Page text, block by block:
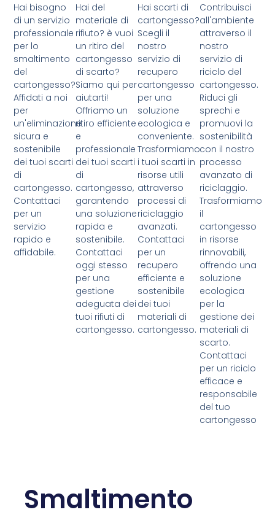
Hai bisogno
di un servizio
professionale
per lo
smaltimento
del
cartongesso?
Affidati a noi
per
un'eliminazione
sicura e
sostenibile
dei tuoi scarti
di
cartongesso.
Contattaci
per un
servizio
rapido e
affidabile.
Hai del
materiale di
rifiuto? è vuoi
un ritiro del
cartongesso
di scarto?
Siamo qui per
aiutarti!
Offriamo un
ritiro efficiente
e
professionale
dei tuoi scarti
di
cartongesso,
garantendo
una soluzione
rapida e
sostenibile.
Contattaci
oggi stesso
per una
gestione
adeguata dei
tuoi rifiuti di
cartongesso.
Hai scarti di
cartongesso?
Scegli il
nostro
servizio di
recupero
cartongesso
per una
soluzione
ecologica e
conveniente.
Trasformiamo
i tuoi scarti in
risorse utili
attraverso
processi di
riciclaggio
avanzati.
Contattaci
per un
recupero
efficiente e
sostenibile
dei tuoi
materiali di
cartongesso.
Contribuisci
all'ambiente
attraverso il
nostro
servizio di
riciclo del
cartongesso.
Riduci gli
sprechi e
promuovi la
sostenibilità
con il nostro
processo
avanzato di
riciclaggio.
Trasformiamo
il
cartongesso
in risorse
rinnovabili,
offrendo una
soluzione
ecologica
per la
gestione dei
materiali di
scarto.
Contattaci
per un riciclo
efficace e
responsabile
del tuo
cartongesso
Smaltimento